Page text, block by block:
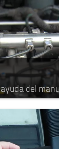
del